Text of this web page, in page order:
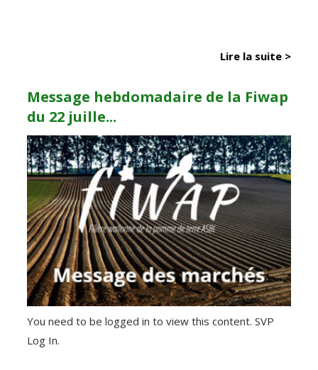
Lire la suite >
Message hebdomadaire de la Fiwap
du 22 juille...
You need to be logged in to view this content. SVP
Log In.